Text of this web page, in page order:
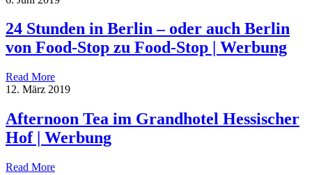
24 Stunden in Berlin – oder auch Berlin
von Food-Stop zu Food-Stop | Werbung
Read More
12. März 2019
Afternoon Tea im Grandhotel Hessischer
Hof | Werbung
Read More